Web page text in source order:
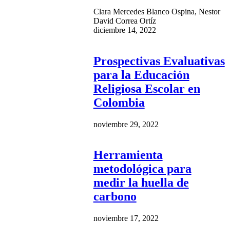
Clara Mercedes Blanco Ospina, Nestor
David Correa Ortíz
diciembre 14, 2022
Prospectivas Evaluativas
para la Educación
Religiosa Escolar en
Colombia
noviembre 29, 2022
Herramienta
metodológica para
medir la huella de
carbono
noviembre 17, 2022